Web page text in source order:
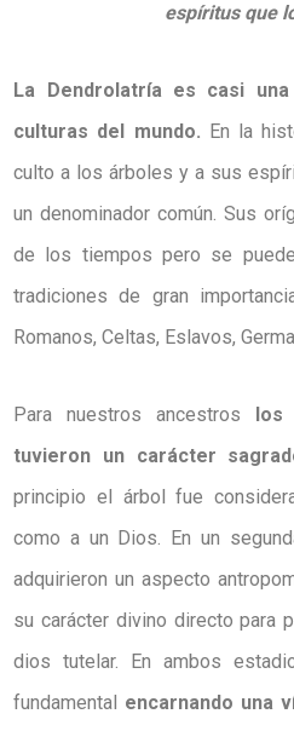
espíritus que
La Dendrolatría es casi
culturas del mundo. En la
culto a los árboles y a sus
un denominador común. Sus
de los tiempos pero se
tradiciones de gran
Romanos, Celtas, Eslavos,
Para nuestros ancestros los
tuvieron un carácter
principio el árbol fue
como a un Dios. En un
adquirieron un aspecto
su carácter divino directo para
dios tutelar. En ambos
fundamental encarnando una